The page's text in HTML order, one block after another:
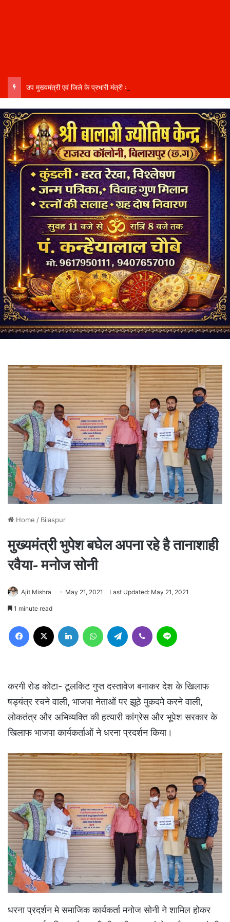
Home / Bilaspur
मुख्यमंत्री भुपेश बघेल अपना रहे है तानाशाही
रवैया- मनोज सोनी
Ajit Mishra May 21, 2021 Last Updated: May 21, 2021
1 minute read
Facebook LinkedIn WhatsAppTelegram Viber
करगी रोड कोटा- टूलकिट गुप्त दस्तावेज बनाकर देश के खिलाफ
षड्यंत्र रचने वाली, भाजपा नेताओं पर झूठे मुकदमे करने वाली,
लोकतंत्र और अभिव्यक्ति की हत्यारी कांग्रेस और भूपेश सरकार के
खिलाफ भाजपा कार्यकर्ताओं ने धरना प्रदर्शन किया।
धरना प्रदर्शन मे समाजिक कार्यकर्ता मनोज सोनी ने शामिल होकर